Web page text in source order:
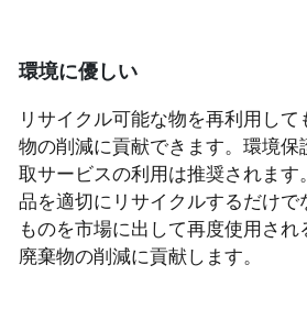
環境に優しい
リサイクル可能な物を再利用し
物の削減に貢献できます。環境保
取サービスの利用は推奨されま
品を適切にリサイクルするだけで
ものを市場に出して再度使用され
廃棄物の削減に貢献します。